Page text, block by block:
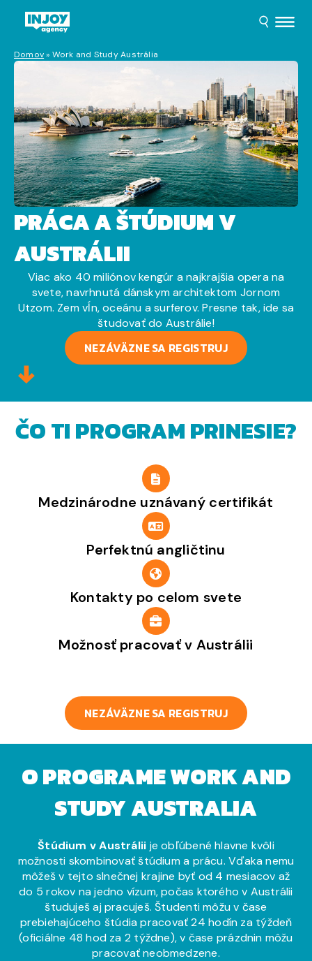
Domov» Work and Study Austrália
PRÁCA A ŠTÚDIUM V
AUSTRÁLII
Viac ako 40 miliónov kengúr a najkrajšia opera na
svete, navrhnutá dánskym architektom Jornom
Utzom. Zem vĺn, oceánu a surferov. Presne tak, ide sa
študovať do Austrálie!
NEZÁVÄZNE SA REGISTRUJ
ČO TI PROGRAM PRINESIE?
Medzinárodne uznávaný certifikát
Perfektnú angličtinu
Kontakty po celom svete
Možnosť pracovať v Austrálii
NEZÁVÄZNE SA REGISTRUJ
O PROGRAME WORK AND
STUDY AUSTRALIA
Štúdium v Austrálii je obľúbené hlavne kvôli
možnosti skombinovať štúdium a prácu. Vďaka nemu
môžeš v tejto slnečnej krajine byť od 4 mesiacov až
do 5 rokov na jedno vízum, počas ktorého v Austrálii
študuješ aj pracuješ. Študenti môžu v čase
prebiehajúceho štúdia pracovať 24 hodín za týždeň
(oficiálne 48 hod za 2 týždne), v čase prázdnin môžu
pracovať neobmedzene.